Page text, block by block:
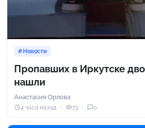
Новости
Пропавших в Иркутске
нашли
Анастасия Орлова
4 часа назад 73 0